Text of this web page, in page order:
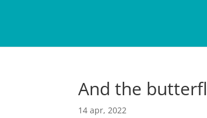
And the
14 apr, 2022